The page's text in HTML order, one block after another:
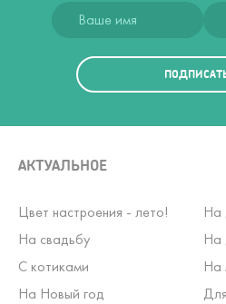
АКТУАЛЬНОЕ
Цвет настроения - лето!
На
На свадьбу
На
С котиками
На
На Новый год